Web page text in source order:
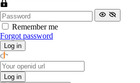
Remember me
Forgot password
Log in
Log in